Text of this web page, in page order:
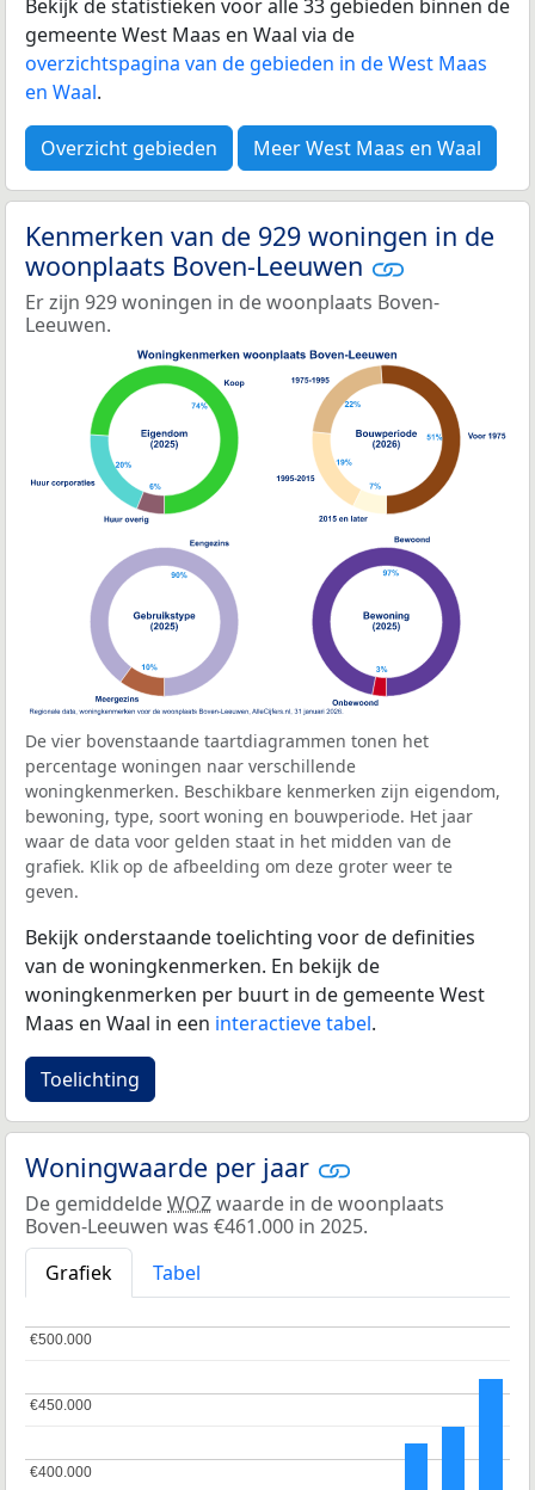
Bekijk de statistieken voor alle 33 gebieden binnen de
gemeente West Maas en Waal via de
overzichtspagina van de gebieden in de West Maas
en Waal.
Overzicht gebieden Meer West Maas en Waal
Kenmerken van de 929 woningen in de
woonplaats Boven-Leeuwen
Er zijn 929 woningen in de woonplaats Boven-
Leeuwen.
De vier bovenstaande taartdiagrammen tonen het
percentage woningen naar verschillende
woningkenmerken. Beschikbare kenmerken zijn eigendom,
bewoning, type, soort woning en bouwperiode. Het jaar
waar de data voor gelden staat in het midden van de
grafiek. Klik op de afbeelding om deze groter weer te
geven.
Bekijk onderstaande toelichting voor de definities
van de woningkenmerken. En bekijk de
woningkenmerken per buurt in de gemeente West
Maas en Waal in een interactieve tabel.
Toelichting
Woningwaarde per jaar
De gemiddeldeWOZwaarde in de woonplaats
Boven-Leeuwen was €461.000 in 2025.
Grafiek
Tabel
€400.000
€400.000
€450.000
€450.000
€500.000
€500.000